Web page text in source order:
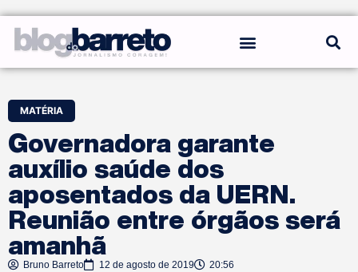
MATÉRIA
Governadora garante
auxílio saúde dos
aposentados da UERN.
Reunião entre órgãos será
amanhã
Bruno Barreto 12 de agosto de 2019 20:56